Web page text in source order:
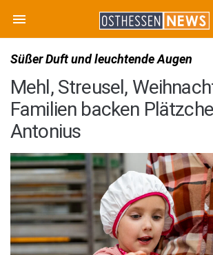
Süßer Duft und leuchtende Augen
Mehl, Streusel,
Familien backen
Antonius